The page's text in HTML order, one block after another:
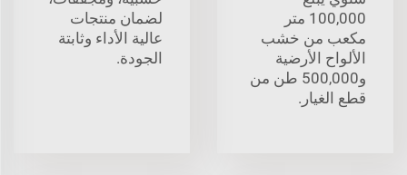
100,000 متر
مكعب من خشب
الألواح الأرضية
و500,000 طن من
قطع الغيار.
لضمان منتجات
عالية الأداء وثابتة
الجودة.